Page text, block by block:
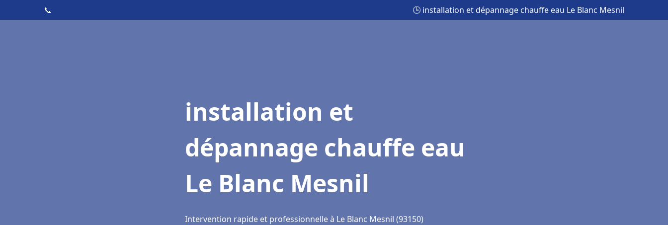
📞 🕒 installation et dépannage chauffe eau Le Blanc Mesnil
installation et
dépannage chauffe eau
Le Blanc Mesnil
Intervention rapide et professionnelle à Le Blanc Mesnil (93150)